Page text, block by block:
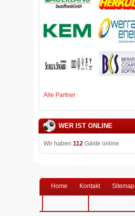
Alle Partner
WER IST ONLINE
Wir haben 112 Gäste online.
Home Kontakt Sitemap